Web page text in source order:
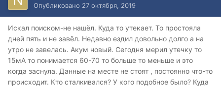
Опубликовано 27 октября, 2019
Искал поиском-не нашёл. Куда то утекает. То простояла
дней пять и не завёл. Недавно ездил довольно долго а на
утро не завелась. Акум новый. Сегодня мерил утечку то
15мА то понимается 60-70 то больше то меньше и это
когда заснула. Данные на месте не стоят , постоянно что-то
происходит. Кто сталкивался? У кого подобное было? Куда